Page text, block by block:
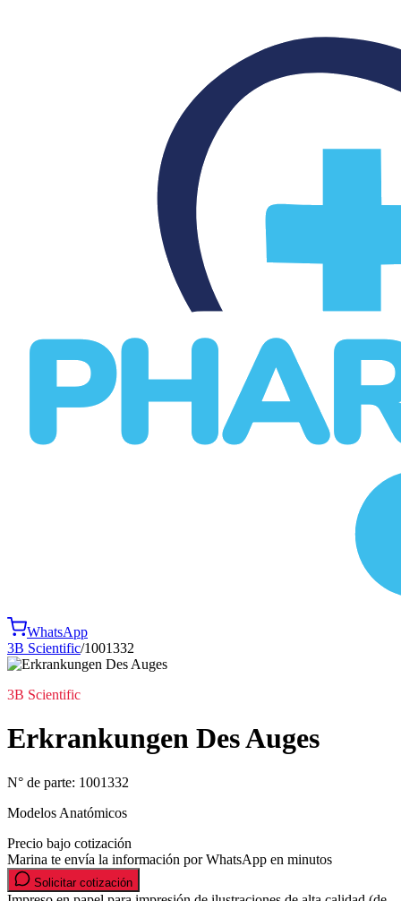
WhatsApp
3B Scientific/1001332
3B Scientific
Erkrankungen Des Auges
N° de parte: 1001332
Modelos Anatómicos
Precio bajo cotización
Marina te envía la información por WhatsApp en minutos
Solicitar cotización